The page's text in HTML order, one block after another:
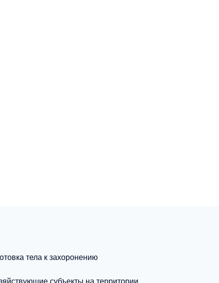
тела к захоронению
субъекты на территории